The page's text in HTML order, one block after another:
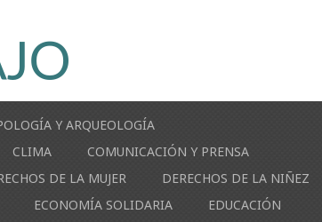
Y ARQUEOLOGÍA
CLIMA
COMUNICACIÓN Y PRENSA
DE LA MUJER
DERECHOS DE LA NIÑEZ
ECONOMÍA SOLIDARIA
EDUCACIÓN